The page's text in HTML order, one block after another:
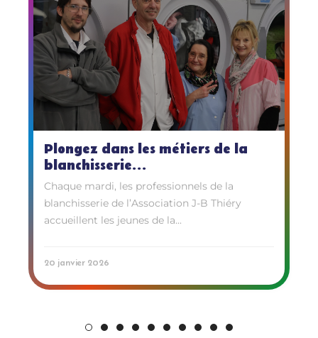
Plongez dans les métiers de la
blanchisserie...
Chaque mardi, les professionnels de la
blanchisserie de l’Association J-B Thiéry
accueillent les jeunes de la...
20 janvier 2026